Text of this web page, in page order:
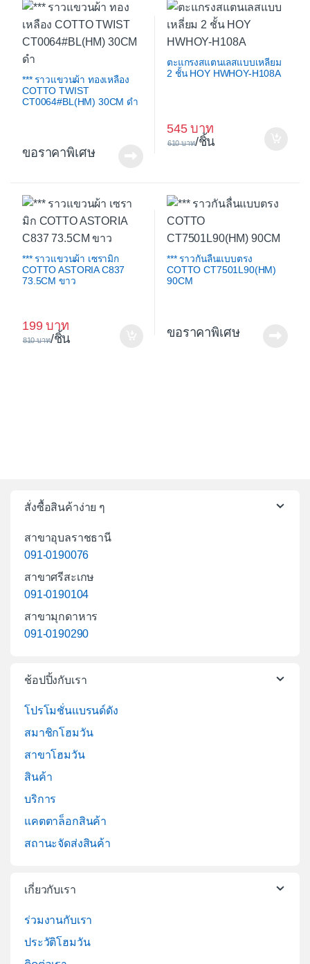
*** ราวแขวนผ้า ทองเหลือง
COTTO TWIST
CT0064#BL(HM) 30CM ดำ
ขอราคาพิเศษ
ตะแกรงสแตนเลสแบบเหลี่ยม
2 ชั้น HOY HWHOY-H108A
545
610 /ชิ้น
*** ราวแขวนผ้า เซรามิก
COTTO ASTORIA C837
73.5CM ขาว
199
810 /ชิ้น
*** ราวกันลื่นแบบตรง
COTTO CT7501L90(HM)
90CM
ขอราคาพิเศษ
สั่งซื้อสินค้าง่าย ๆ
สาขาอุบลราชธานี
091-0190076
สาขาศรีสะเกษ
091-0190104
สาขามุกดาหาร
091-0190290
ช้อปปิ้งกับเรา
โปรโมชั่นแบรนด์ดัง
สมาชิกโฮมวัน
สาขาโฮมวัน
สินค้า
บริการ
แคตตาล็อกสินค้า
สถานะจัดส่งสินค้า
เกี่ยวกับเรา
ร่วมงานกับเรา
ประวัติโฮมวัน